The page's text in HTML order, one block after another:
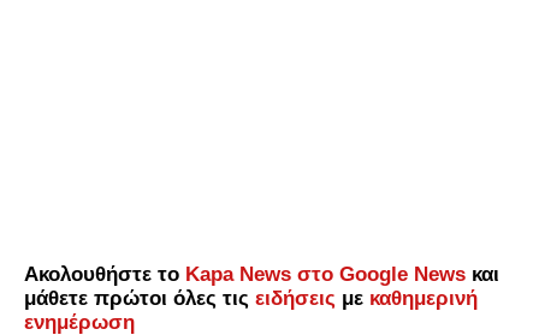
Ακολουθήστε το Kapa News στο Google News και
μάθετε πρώτοι όλες τις ειδήσεις με καθημερινή
ενημέρωση